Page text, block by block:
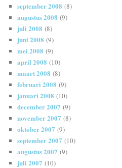
september 2008 (8)
augustus 2008 (9)
juli 2008 (8)
juni 2008 (9)
mei 2008 (9)
april 2008 (10)
maart 2008 (8)
februari 2008 (9)
januari 2008 (10)
december 2007 (9)
november 2007 (8)
oktober 2007 (9)
september 2007 (10)
augustus 2007 (9)
juli 2007 (10)